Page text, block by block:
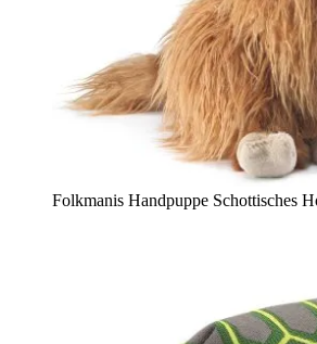
Folkmanis Handpuppe Schottisches